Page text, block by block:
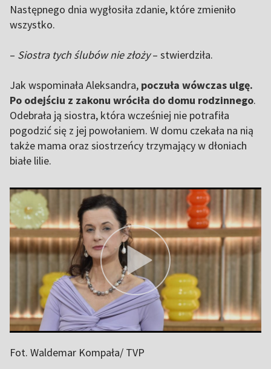
Następnego dnia wygłosiła zdanie, które zmieniło
wszystko.
– Siostra tych ślubów nie złoży– stwierdziła.
Jak wspominała Aleksandra, poczuła wówczas ulgę.
Po odejściu z zakonu wróciła do domu rodzinnego.
Odebrała ją siostra, która wcześniej nie potrafiła
pogodzić się z jej powołaniem. W domu czekała na nią
także mama oraz siostrzeńcy trzymający w dłoniach
białe lilie.
Fot. Waldemar Kompała/ TVP